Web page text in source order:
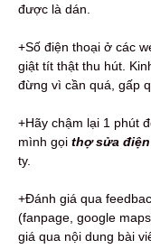
được là dán.
+Số điện thoại ở các
giật tít thật thu hút.
đừng vì cần quá, gấp
+Hãy chậm lại 1 phút
mình gọi thợ sửa
ty.
+Đánh giá qua
(fanpage, google
giá qua nội dung bài